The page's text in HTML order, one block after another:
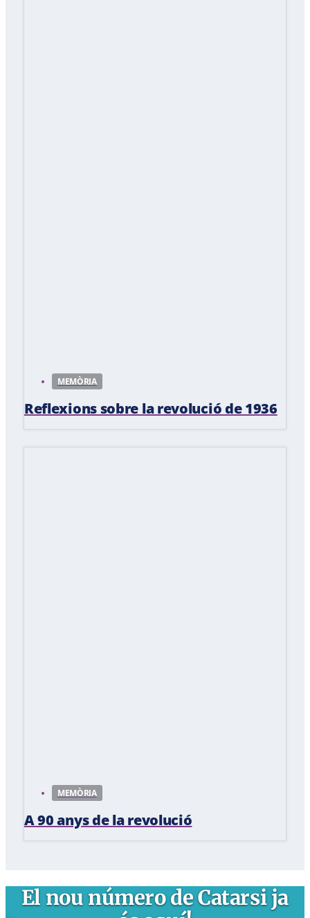
MEMÒRIA
Reflexions sobre la revolució de 1936
MEMÒRIA
A 90 anys de la revolució
El nou número de Catarsi ja